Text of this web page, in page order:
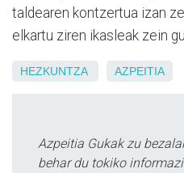
taldearen kontzertua izan
elkartu ziren ikasleak zein
HEZKUNTZA AZPEITIA
Azpeitia Gukak zu
behar du tokiko